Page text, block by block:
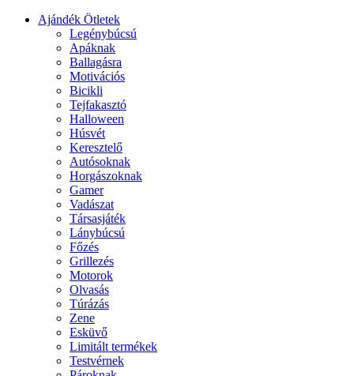
Ajándék Ötletek
Legénybúcsú
Apáknak
Ballagásra
Motivációs
Bicikli
Tejfakasztó
Halloween
Húsvét
Keresztelő
Autósoknak
Horgászoknak
Gamer
Vadászat
Társasjáték
Lánybúcsú
Főzés
Grillezés
Motorok
Olvasás
Túrázás
Zene
Esküvő
Limitált termékek
Testvérnek